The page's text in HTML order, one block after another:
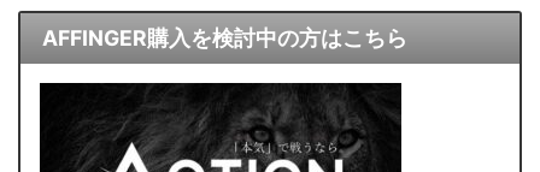
AFFINGER購入を検討中の方はこちら